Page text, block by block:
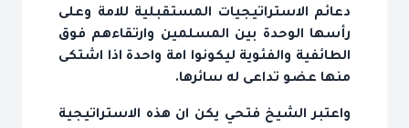
دعائم الاستراتيجيات المستقبلية للامة وعلى
رأسها الوحدة بين المسلمين وارتقاءهم فوق
الطائفية والفئوية ليكونوا امة واحدة اذا اشتكى
منها عضو تداعى له سائرها.
واعتبر الشيخ فتحي يكن ان هذه الاستراتيجية